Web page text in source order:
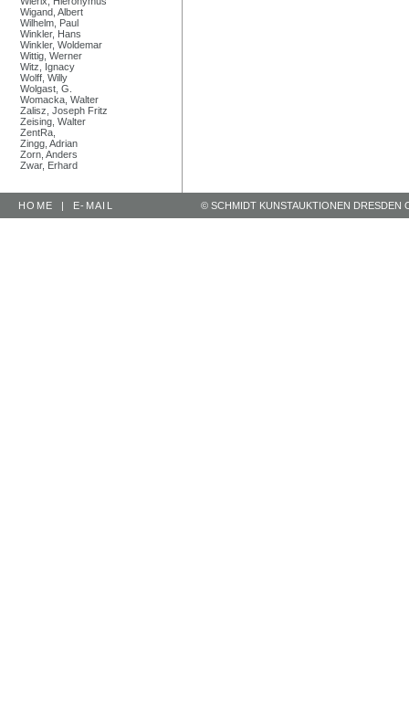
Wigand, Albert
Wilhelm, Paul
Winkler, Hans
Winkler, Woldemar
Wittig, Werner
Witz, Ignacy
Wolff, Willy
Wolgast, G.
Womacka, Walter
Zalisz, Joseph Fritz
Zeising, Walter
ZentRa,
Zingg, Adrian
Zorn, Anders
Zwar, Erhard
HOME | E-MAIL © SCHMIDT KUNSTAUKTIONEN DRESDEN